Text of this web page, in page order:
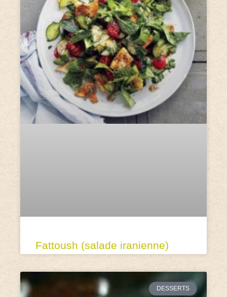
Fattoush (salade iranienne)
DESSERTS